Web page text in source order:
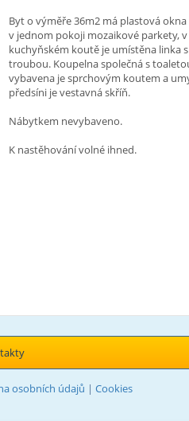
Byt o výměře 36m2 má plastová
v jednom pokoji mozaikové parkety,
kuchyňském koutě je umístěna linka
troubou. Koupelna společná s
vybavena je sprchovým koutem a
předsíni je vestavná skříň.
Nábytkem nevybaveno.
K nastěhování volné ihned.
osobních údajů | Cookies